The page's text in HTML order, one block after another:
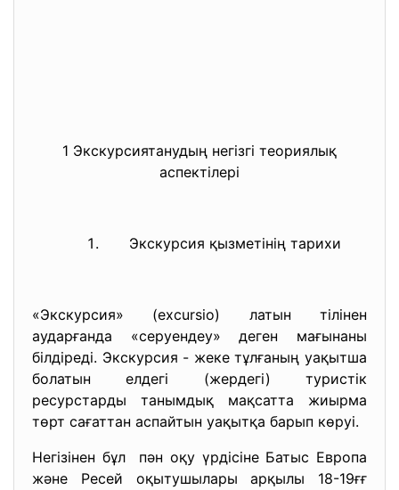
1 Экскурсиятанудың негізгі теориялық
аспектілері
Экскурсия қызметінің тарихи
«Экскурсия» (excursio) латын тілінен
аударғанда «серуендеу» деген мағынаны
білдіреді. Экскурсия - жеке тұлғаның уақытша
болатын елдегі (жердегі) туристік
ресурстарды танымдық мақсатта жиырма
төрт сағаттан аспайтын уақытқа барып көруі.
Негізінен бұл пән оқу үрдісіне Батыс Европа
және Ресей оқытушылары арқылы 18-19ғғ